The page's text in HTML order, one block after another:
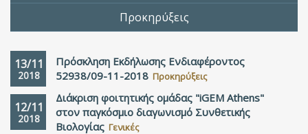
Προκηρύξεις
13/11
2018
Πρόσκληση Εκδήλωσης Ενδιαφέροντος
52938/09-11-2018 Προκηρύξεις
12/11
2018
Διάκριση φοιτητικής ομάδας "iGEM Athens"
στον παγκόσμιο διαγωνισμό Συνθετικής
Βιολογίας Γενικές